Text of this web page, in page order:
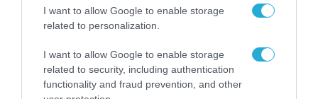
I want to allow Google to enable storage
related to personalization.
I want to allow Google to enable storage
related to security, including authentication
functionality and fraud prevention, and other